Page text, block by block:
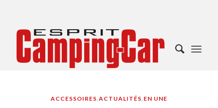
ACCESSOIRES,ACTUALITÉS, EN UNE